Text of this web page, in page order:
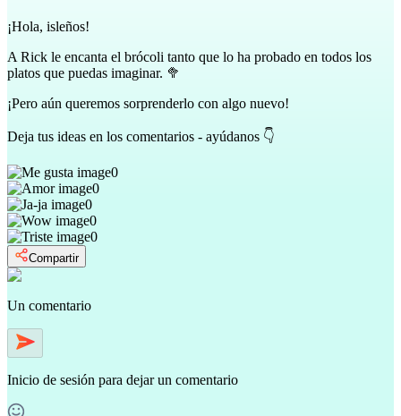
¡Hola, isleños!
A Rick le encanta el brócoli tanto que lo ha probado en todos los
platos que puedas imaginar. 🥦
¡Pero aún queremos sorprenderlo con algo nuevo!
Deja tus ideas en los comentarios - ayúdanos 👇
0
0
0
0
0
Compartir
Un comentario
Inicio de sesión para dejar un comentario